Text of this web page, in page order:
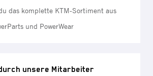
das komplette KTM-Sortiment aus
und PowerWear
unsere Mitarbeiter